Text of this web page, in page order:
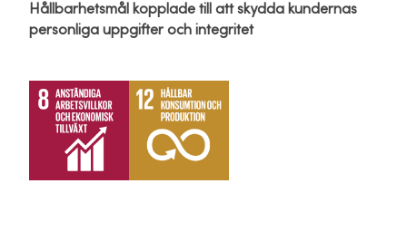
Hållbarhetsmål kopplade till att skydda kundernas
personliga uppgifter och integritet